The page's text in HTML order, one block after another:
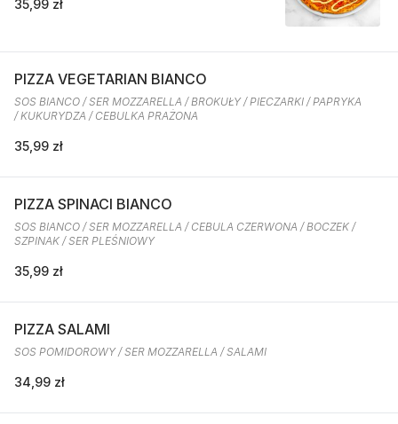
35,99 zł
PIZZA VEGETARIAN BIANCO
SOS BIANCO / SER MOZZARELLA / BROKUŁY / PIECZARKI / PAPRYKA
/ KUKURYDZA / CEBULKA PRAŻONA
35,99 zł
PIZZA SPINACI BIANCO
SOS BIANCO / SER MOZZARELLA / CEBULA CZERWONA / BOCZEK /
SZPINAK / SER PLEŚNIOWY
35,99 zł
PIZZA SALAMI
SOS POMIDOROWY / SER MOZZARELLA / SALAMI
34,99 zł